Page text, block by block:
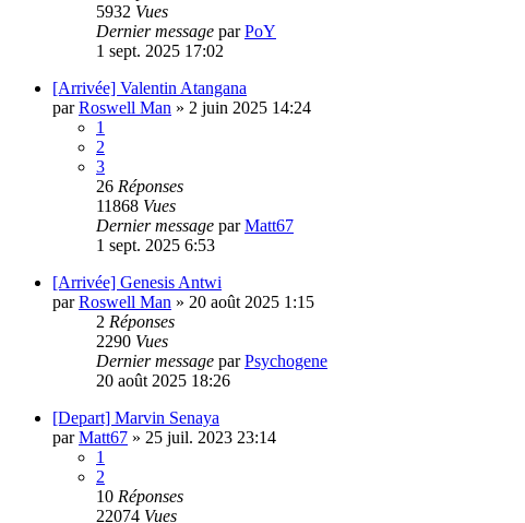
5932 Vues
Dernier message parPoY
1 sept. 2025 17:02
[Arrivée] Valentin Atangana
parRoswell Man » 2 juin 2025 14:24
1
2
3
26 Réponses
11868 Vues
Dernier message parMatt67
1 sept. 2025 6:53
[Arrivée] Genesis Antwi
parRoswell Man » 20 août 2025 1:15
2 Réponses
2290 Vues
Dernier message parPsychogene
20 août 2025 18:26
[Depart] Marvin Senaya
parMatt67 » 25 juil. 2023 23:14
1
2
10 Réponses
22074 Vues